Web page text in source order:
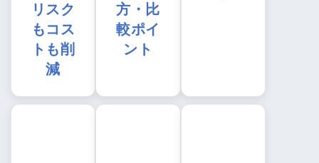
リスク
もコス
トも削
減
方・比
較ポイ
ント